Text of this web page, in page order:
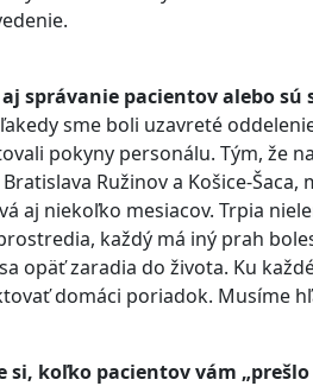
správanie pacientov alebo
sme boli uzavreté
pokyny personálu. Tým, že
Ružinov a Košice-
aj niekoľko mesiacov. Trpia
každý má iný prah
opäť zaradia do života. Ku
domáci poriadok. Musíme
si, koľko pacientov vám